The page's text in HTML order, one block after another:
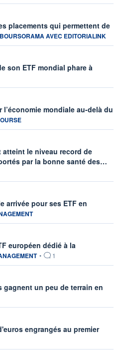
placements qui permettent de
fournie par
BOURSORAMA AVEC EDITORIALINK
son ETF mondial phare à
mondiale au-delà du
par
le niveau record de
par la bonne santé des…
arrivée pour ses ETF en
européen dédié à la
• 1
un peu de terrain en
engrangés au premier
par